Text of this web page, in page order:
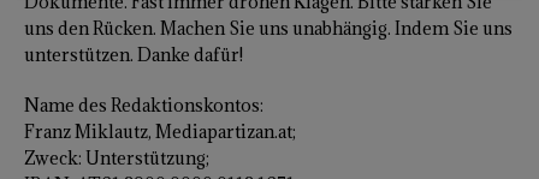
uns den Rücken. Machen Sie uns unabhängig. Indem Sie uns
unterstützen. Danke dafür!
Name des Redaktionskontos:
Franz Miklautz, Mediapartizan.at;
Zweck: Unterstützung;